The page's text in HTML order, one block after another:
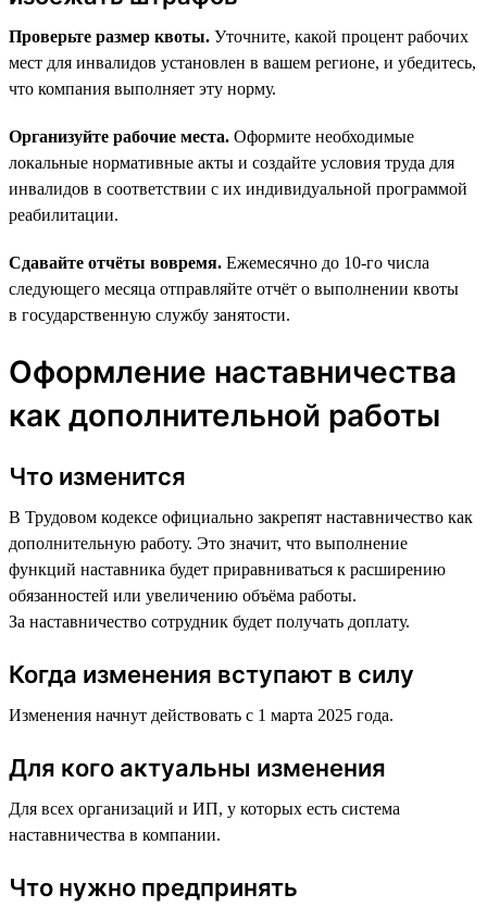
Проверьте размер квоты. Уточните, какой процент рабочих
мест для инвалидов установлен в вашем регионе, и убедитесь,
что компания выполняет эту норму.
Организуйте рабочие места. Оформите необходимые
локальные нормативные акты и создайте условия труда для
инвалидов в соответствии с их индивидуальной программой
реабилитации.
Сдавайте отчёты вовремя. Ежемесячно до 10-го числа
следующего месяца отправляйте отчёт о выполнении квоты
в государственную службу занятости.
Оформление наставничества
как дополнительной работы
Что изменится
В Трудовом кодексе официально закрепят наставничество как
дополнительную работу. Это значит, что выполнение
функций наставника будет приравниваться к расширению
обязанностей или увеличению объёма работы.
За наставничество сотрудник будет получать доплату.
Когда изменения вступают в силу
Изменения начнут действовать с 1 марта 2025 года.
Для кого актуальны изменения
Для всех организаций и ИП, у которых есть система
наставничества в компании.
Что нужно предпринять